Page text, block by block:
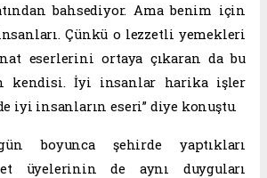
bahsediyor. Ama benim için
Çünkü o lezzetli yemekleri
eserlerini ortaya çıkaran da bu
kendisi. İyi insanlar harika işler
iyi insanların eseri” diye konuştu.
boyunca şehirde yaptıkları
üyelerinin de aynı duyguları